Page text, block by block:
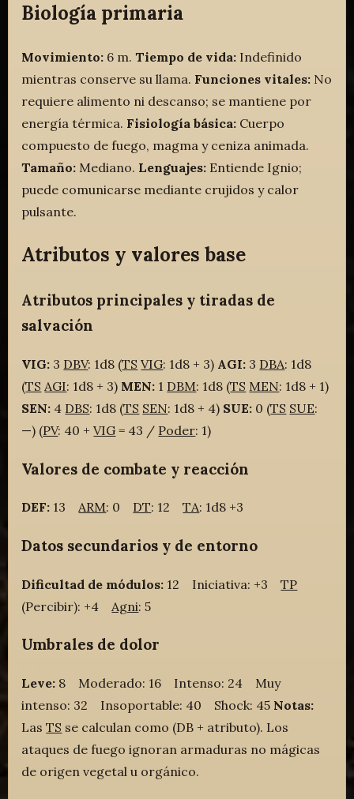
Biología primaria
Movimiento: 6 m. Tiempo de vida: Indefinido
mientras conserve su llama. Funciones vitales: No
requiere alimento ni descanso; se mantiene por
energía térmica. Fisiología básica: Cuerpo
compuesto de fuego, magma y ceniza animada.
Tamaño: Mediano. Lenguajes: Entiende Ignio;
puede comunicarse mediante crujidos y calor
pulsante.
Atributos y valores base
Atributos principales y tiradas de
salvación
VIG: 3 DBV: 1d8 (TS VIG: 1d8 + 3) AGI: 3 DBA: 1d8
(TS AGI: 1d8 + 3) MEN: 1 DBM: 1d8 (TS MEN: 1d8 + 1)
SEN: 4 DBS: 1d8 (TS SEN: 1d8 + 4) SUE: 0 (TS SUE:
—) (PV: 40 +VIG = 43 / Poder: 1)
Valores de combate y reacción
DEF: 13ARM: 0 DT: 12TA: 1d8 +3
Datos secundarios y de entorno
Dificultad de módulos: 12 Iniciativa: +3TP
(Percibir): +4 Agni: 5
Umbrales de dolor
Leve: 8 Moderado: 16 Intenso: 24 Muy
intenso: 32 Insoportable: 40 Shock: 45 Notas:
LasTS se calculan como (DB + atributo). Los
ataques de fuego ignoran armaduras no mágicas
de origen vegetal u orgánico.